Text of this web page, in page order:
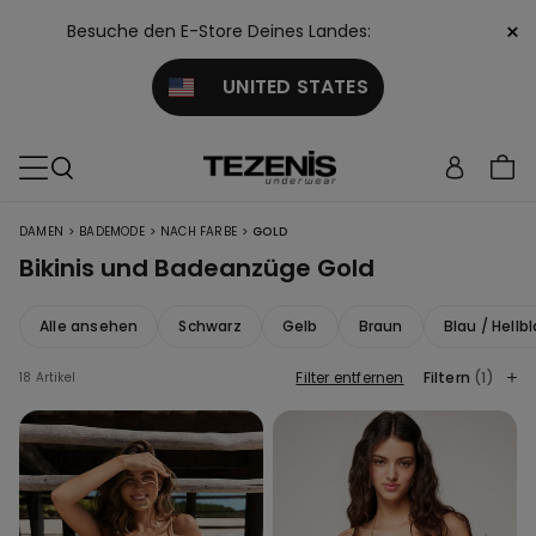
Besuche den E-Store Deines Landes:
UNITED STATES
×
DAMEN > BADEMODE > NACH FARBE > GOLD
Bikinis und Badeanzüge Gold
Alle ansehen Schwarz Gelb Braun Blau /
18 Artikel Filter entfernen Filtern (1)